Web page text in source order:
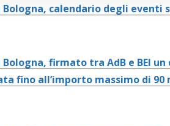
calendario degli eventi
firmato tra AdB e BEI
fino all’importo massimo di 90